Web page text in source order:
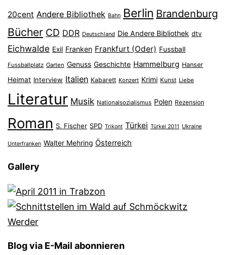
20cent Andere Bibliothek Bahn Berlin Brandenburg
Bücher CD DDR Deutschland Die Andere Bibliothek dtv
Eichwalde Exil Franken Frankfurt (Oder) Fussball
Fussballplatz Garten Genuss Geschichte Hammelburg Hanser
Heimat Interview Italien Kabarett Konzert Krimi Kunst Liebe
Literatur Musik Nationalsozialismus Polen Rezension
Roman S. Fischer SPD Trikont Türkei Türkei 2011 Ukraine
Unterfranken Walter Mehring Österreich
Gallery
Blog via E-Mail abonnieren